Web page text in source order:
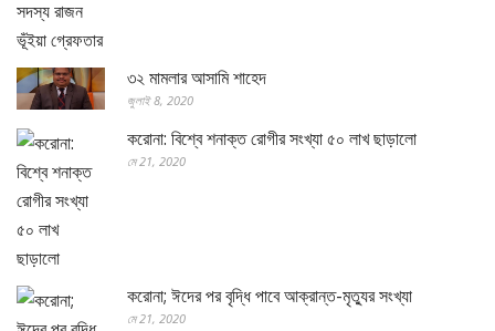
৩২ মামলার আসামি শাহেদ
জুলাই 8, 2020
করোনা: বিশ্বে শনাক্ত রোগীর সংখ্যা ৫০ লাখ ছাড়ালো
মে 21, 2020
করোনা; ঈদের পর বৃদ্ধি পাবে আক্রান্ত-মৃত্যুর সংখ্যা
মে 21, 2020